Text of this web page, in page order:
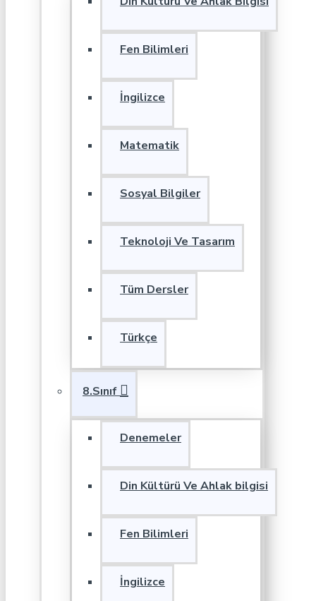
Fen Bilimleri
İngilizce
Matematik
Sosyal Bilgiler
Teknoloji Ve Tasarım
Tüm Dersler
Türkçe
8.Sınıf
Denemeler
Din Kültürü Ve Ahlak bilgisi
Fen Bilimleri
İngilizce